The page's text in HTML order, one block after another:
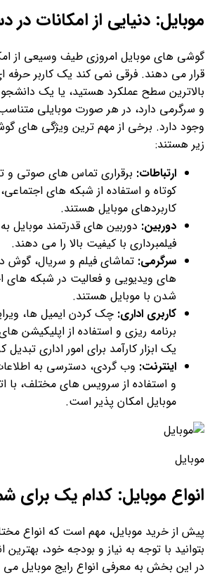
موبایل: دنیایی از امکانات در
گوشی های موبایل امروزی طیف وسیعی از
قرار می دهند. فرقی نمی کند یک کاربر حرفه
بالاترین سطح عملکرد هستید، یا یک دانشجو
و سرگرمی دارد، در هر صورت موبایلی
وجود دارد. برخی از مهم ترین ویژگی های
زیر هستند:
ارتباطات: برقراری تماس های صوتی و
کوتاه و استفاده از شبکه های
کاربردهای موبایل هستند.
دوربین: دوربین های قدرتمند موبایل
فیلمبرداری با کیفیت بالا را می دهند.
سرگرمی: تماشای فیلم و سریال، گوش
های ویدیویی و فعالیت در شبکه های
شدن با موبایل هستند.
کاربری اداری: چک کردن ایمیل ها،
برنامه ریزی و استفاده از اپلیکیشن
یک ابزار کارآمد برای امور اداری
اینترنت: وب گردی، دسترسی به
و استفاده از سرویس های مختلف، با
موبایل امکان پذیر است.
موبایل
انواع موبایل: کدام یک
پیش از خرید موبایل، مهم است که انواع
بتوانید با توجه به نیاز و بودجه خود،
در این بخش به معرفی انواع رایج موبایل می